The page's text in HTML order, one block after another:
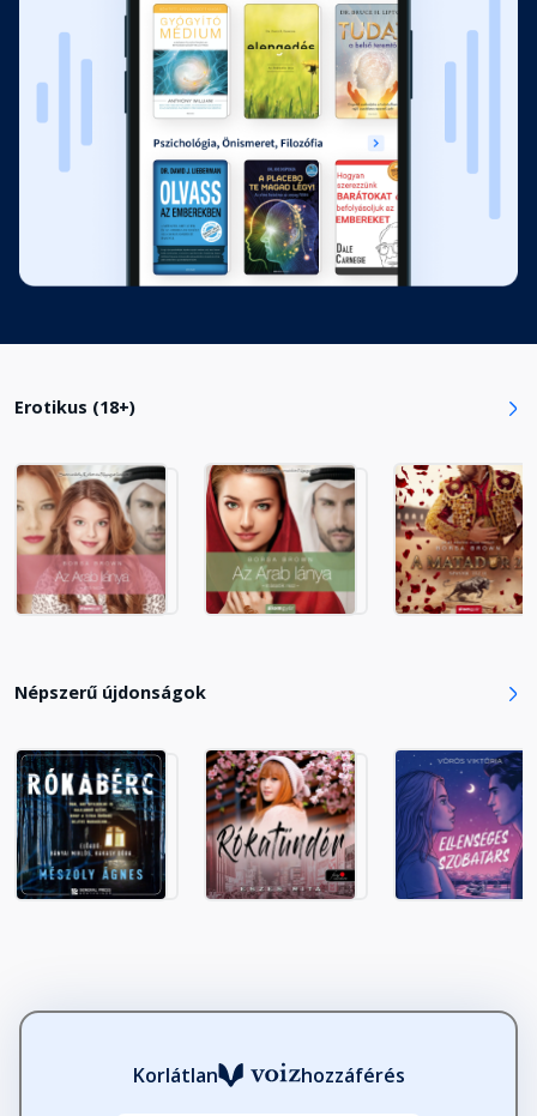
13. fejezet: Melanie
Fejezet hossza: 00:43:31
14. fejezet: Melanie
Fejezet hossza: 00:39:57
15. fejezet: Zach
Fejezet hossza: 00:40:58
17. fejezet: Zach
Fejezet hossza: 00:23:31
18. fejezet: Zach
Fejezet hossza: 00:17:08
Fejezet hossza: 00:44:15
20. fejezet: Zach
Fejezet hossza: 00:35:36
21. fejezet: Melanie
22. fejezet: Zach
Erotikus (18+)
Népszerű újdonságok
Korlátlan hozzáférés